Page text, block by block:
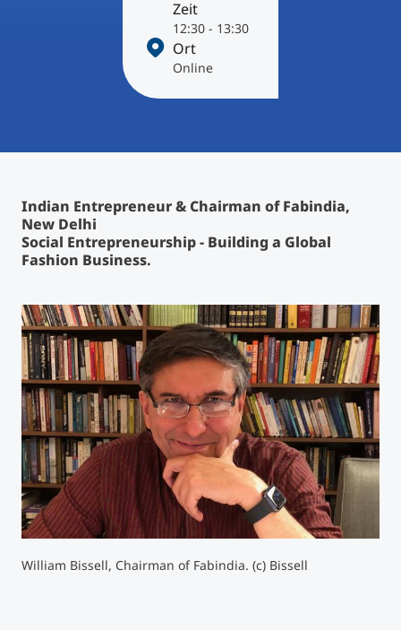
International studieren
An über 300 Partneruniversitäten
Studienberatung
Forschung am MCI
Micro Credentials
Management-Seminare
Technische Weiterbildung
Maßgeschneiderte Programme
Studienberatung
Executive Education Finder
Zeit
12:30 - 13:30
Ort
Online
Indian Entrepreneur & Chairman of Fabindia,
New Delhi
Social Entrepreneurship - Building a Global
Fashion Business.
William Bissell, Chairman of Fabindia. (c) Bissell